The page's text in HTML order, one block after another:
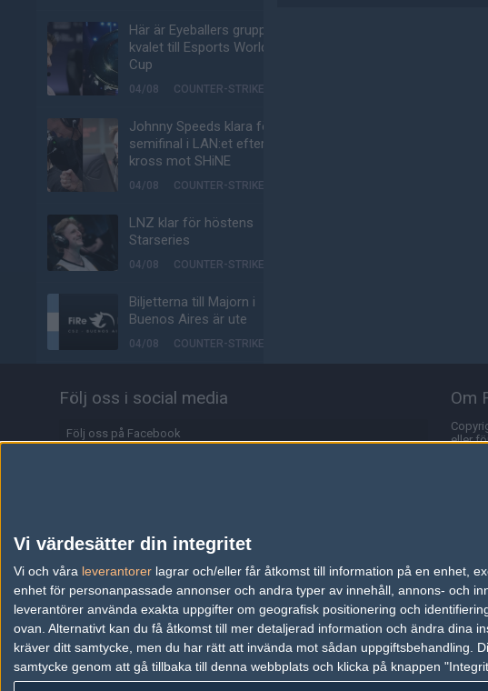
Vi värdesätter din integritet
Vi och våra leverantorer lagrar och/eller får åtkomst till information på en enhet,
enhet för personanpassade annonser och andra typer av innehåll, annons- och
leverantörer använda exakta uppgifter om geografisk positionering och
ovan. Alternativt kan du få åtkomst till mer detaljerad information och ändra dina
kräver ditt samtycke, men du har rätt att invända mot sådan uppgiftsbehandling.
samtycke genom att gå tillbaka till denna webbplats och klicka på knappen
Här är Eyeballers grupp i
kvalet till Esports World
Cup
04/08 COUNTER-STRIKE
Johnny Speeds klara för
semifinal i LAN:et efter
kross mot SHiNE
04/08 COUNTER-STRIKE
LNZ klar för höstens
Starseries
04/08 COUNTER-STRIKE
Biljetterna till Majorn i
Buenos Aires är ute
04/08 COUNTER-STRIKE
slutspel – skickar hem
Pulse
03/08 COUNTER-STRIKE
Johnny Speeds slår ut
Lilmix, möter Metizport i
avgörande matchen
03/08 COUNTER-STRIKE
Metizport slår Johnny
Följ oss i social media
Följ oss på Facebook
Information
Annonsering
Copyright och Privacy Policy
Användaravtal
Om
eller
Alla
Är du